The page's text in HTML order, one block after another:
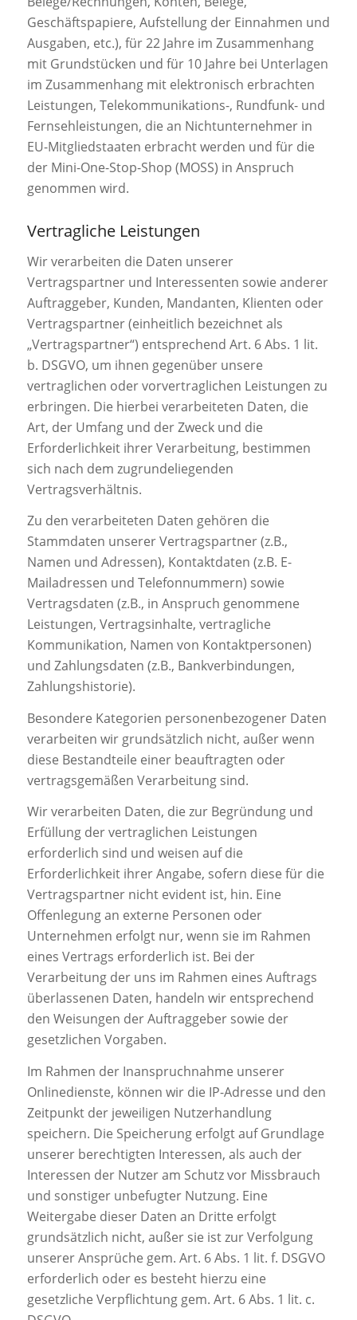
Geschäftspapiere, Aufstellung der Einnahmen und
Ausgaben, etc.), für 22 Jahre im Zusammenhang
mit Grundstücken und für 10 Jahre bei Unterlagen
im Zusammenhang mit elektronisch erbrachten
Leistungen, Telekommunikations-, Rundfunk- und
Fernsehleistungen, die an Nichtunternehmer in
EU-Mitgliedstaaten erbracht werden und für die
der Mini-One-Stop-Shop (MOSS) in Anspruch
genommen wird.
Vertragliche Leistungen
Wir verarbeiten die Daten unserer
Vertragspartner und Interessenten sowie anderer
Auftraggeber, Kunden, Mandanten, Klienten oder
Vertragspartner (einheitlich bezeichnet als
„Vertragspartner“) entsprechend Art. 6 Abs. 1 lit.
b. DSGVO, um ihnen gegenüber unsere
vertraglichen oder vorvertraglichen Leistungen zu
erbringen. Die hierbei verarbeiteten Daten, die
Art, der Umfang und der Zweck und die
Erforderlichkeit ihrer Verarbeitung, bestimmen
sich nach dem zugrundeliegenden
Vertragsverhältnis.
Zu den verarbeiteten Daten gehören die
Stammdaten unserer Vertragspartner (z.B.,
Namen und Adressen), Kontaktdaten (z.B. E-
Mailadressen und Telefonnummern) sowie
Vertragsdaten (z.B., in Anspruch genommene
Leistungen, Vertragsinhalte, vertragliche
Kommunikation, Namen von Kontaktpersonen)
und Zahlungsdaten (z.B., Bankverbindungen,
Zahlungshistorie).
Besondere Kategorien personenbezogener Daten
verarbeiten wir grundsätzlich nicht, außer wenn
diese Bestandteile einer beauftragten oder
vertragsgemäßen Verarbeitung sind.
Wir verarbeiten Daten, die zur Begründung und
Erfüllung der vertraglichen Leistungen
erforderlich sind und weisen auf die
Erforderlichkeit ihrer Angabe, sofern diese für die
Vertragspartner nicht evident ist, hin. Eine
Offenlegung an externe Personen oder
Unternehmen erfolgt nur, wenn sie im Rahmen
eines Vertrags erforderlich ist. Bei der
Verarbeitung der uns im Rahmen eines Auftrags
überlassenen Daten, handeln wir entsprechend
den Weisungen der Auftraggeber sowie der
gesetzlichen Vorgaben.
Im Rahmen der Inanspruchnahme unserer
Onlinedienste, können wir die IP-Adresse und den
Zeitpunkt der jeweiligen Nutzerhandlung
speichern. Die Speicherung erfolgt auf Grundlage
unserer berechtigten Interessen, als auch der
Interessen der Nutzer am Schutz vor Missbrauch
und sonstiger unbefugter Nutzung. Eine
Weitergabe dieser Daten an Dritte erfolgt
grundsätzlich nicht, außer sie ist zur Verfolgung
unserer Ansprüche gem. Art. 6 Abs. 1 lit. f. DSGVO
erforderlich oder es besteht hierzu eine
gesetzliche Verpflichtung gem. Art. 6 Abs. 1 lit. c.